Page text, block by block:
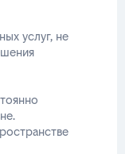
услуг, не